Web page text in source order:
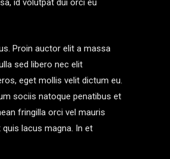
id volutpat dui orci eu
Proin auctor elit a massa
sed libero nec elit
eget mollis velit dictum eu.
sociis natoque penatibus et
fringilla orci vel mauris
lacus magna. In et